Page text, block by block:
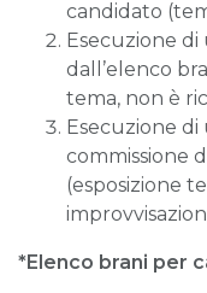
candidato
Esecuzione
dall’elenco
tema, non è
Esecuzione
commissione
(esposizione
*Elenco brani per